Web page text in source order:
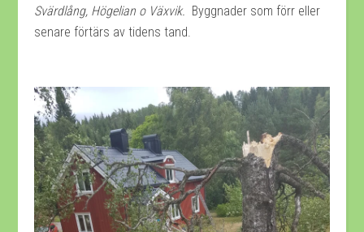
Svärdlång, Högelian o Växvik. Byggnader som förr eller
senare förtärs av tidens tand.